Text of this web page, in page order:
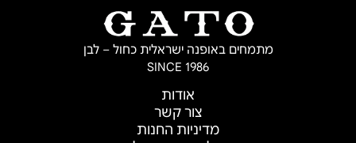
מתמחים באופנה ישראלית כחול – לבן
SINCE 1986
אודות
צור קשר
מדיניות החנות